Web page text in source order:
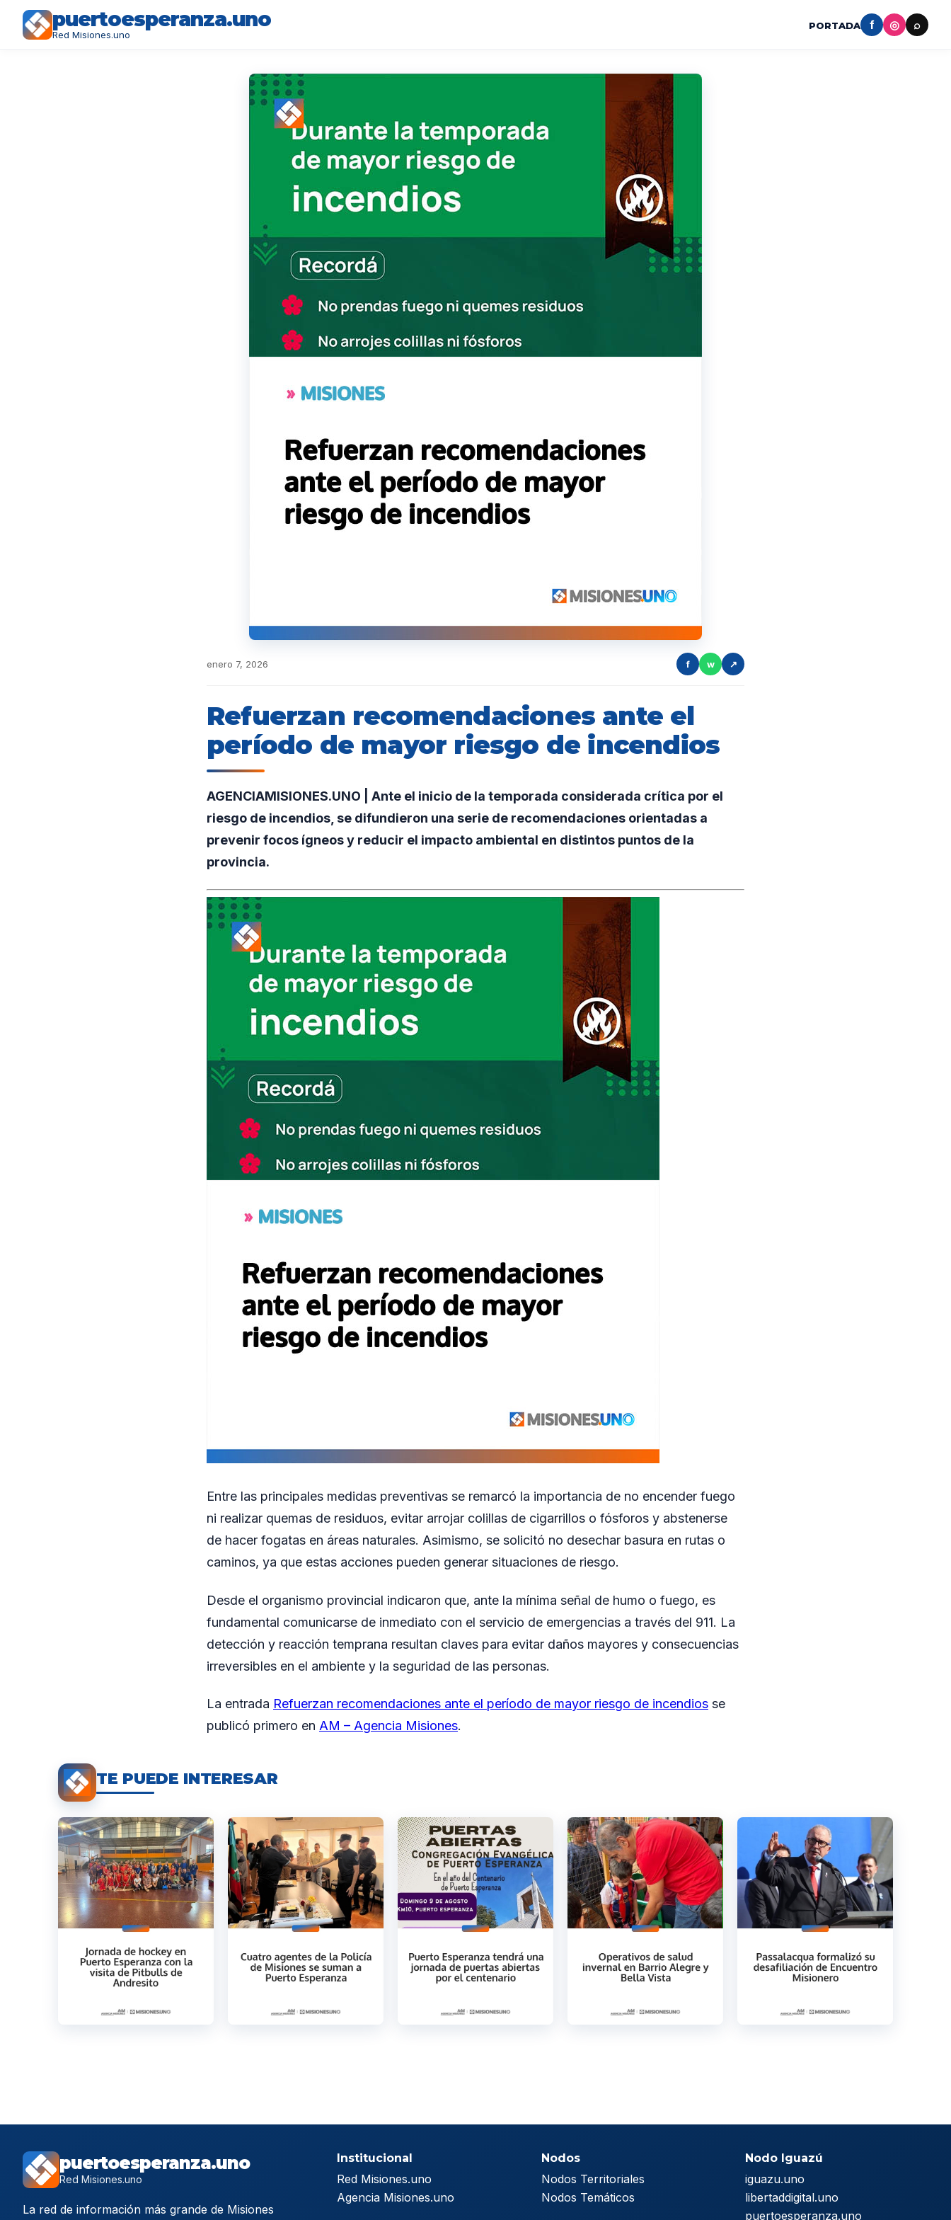
puertoesperanza.uno
Red Misiones.uno
PORTADA f ◎ ⌕
enero 7, 2026 f w ↗
Refuerzan recomendaciones ante el
período de mayor riesgo de incendios
AGENCIAMISIONES.UNO | Ante el inicio de la temporada considerada crítica por el
riesgo de incendios, se difundieron una serie de recomendaciones orientadas a
prevenir focos ígneos y reducir el impacto ambiental en distintos puntos de la
provincia.
Entre las principales medidas preventivas se remarcó la importancia de no encender fuego
ni realizar quemas de residuos, evitar arrojar colillas de cigarrillos o fósforos y abstenerse
de hacer fogatas en áreas naturales. Asimismo, se solicitó no desechar basura en rutas o
caminos, ya que estas acciones pueden generar situaciones de riesgo.
Desde el organismo provincial indicaron que, ante la mínima señal de humo o fuego, es
fundamental comunicarse de inmediato con el servicio de emergencias a través del 911. La
detección y reacción temprana resultan claves para evitar daños mayores y consecuencias
irreversibles en el ambiente y la seguridad de las personas.
La entrada Refuerzan recomendaciones ante el período de mayor riesgo de incendios se
publicó primero en AM – Agencia Misiones.
TE PUEDE INTERESAR
puertoesperanza.uno
Red Misiones.uno
La red de información más grande de Misiones
Institucional
Red Misiones.uno
Agencia Misiones.uno
Nodos
Nodos Territoriales
Nodos Temáticos
Nodo Iguazú
iguazu.uno
libertaddigital.uno
puertoesperanza.uno